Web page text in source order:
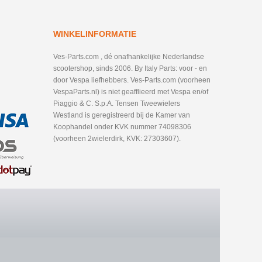
WINKELINFORMATIE
Ves-Parts.com , dé onafhankelijke Nederlandse
scootershop, sinds 2006. By Italy Parts: voor - en
door Vespa liefhebbers. Ves-Parts.com (voorheen
VespaParts.nl) is niet geafflieerd met Vespa en/of
Piaggio & C. S.p.A. Tensen Tweewielers
Westland is geregistreerd bij de Kamer van
Koophandel onder KVK nummer 74098306
(voorheen 2wielerdirk, KVK: 27303607).